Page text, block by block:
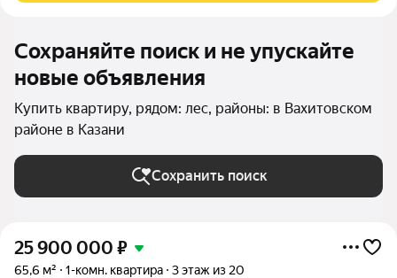
Сохраняйте поиск и не упускайте
новые объявления
Купить квартиру, рядом: лес, районы: в Вахитовском
районе в Казани
Сохранить поиск
25 900 000 ₽
65,6 м² 1-комн. квартира 3 этаж из 20